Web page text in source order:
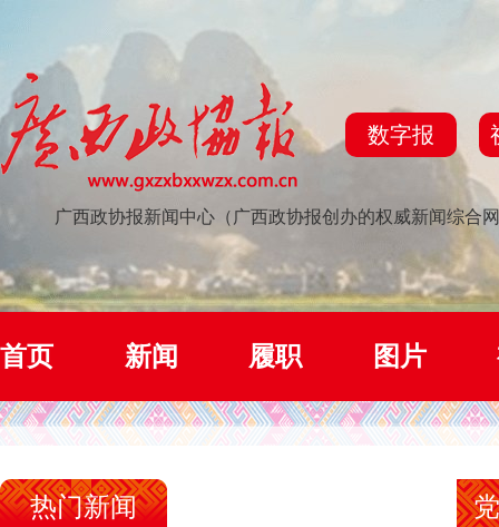
数字报
广西政协报新闻中心（广西政协报创办的权威新闻综合
首页 新闻 履职 图片
热门新闻